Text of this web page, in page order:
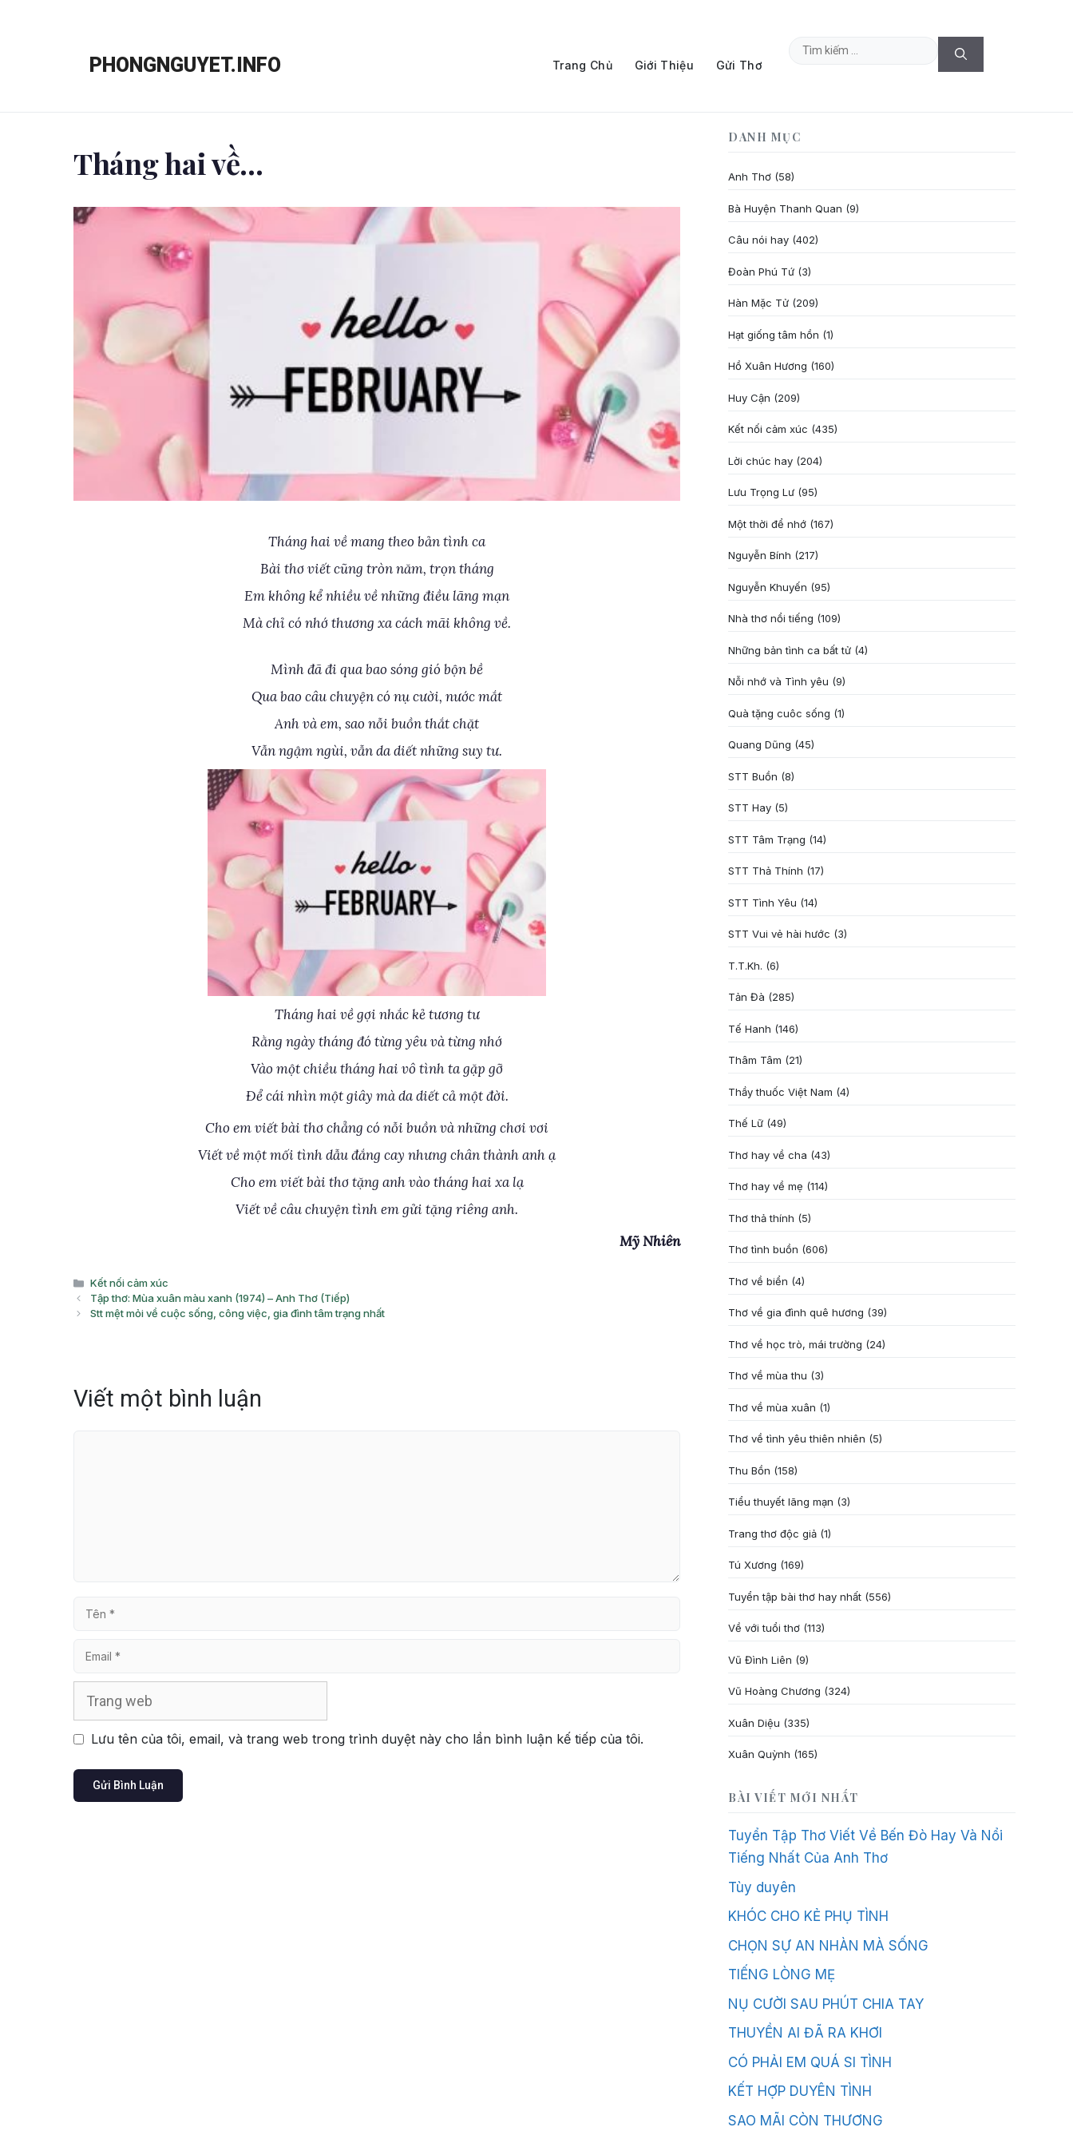
PHONGNGUYET.INFO Trang Chủ Giới Thiệu Gửi Thơ
Tìm
Tháng hai về…
Tháng hai về mang theo bản tình ca
Bài thơ viết cũng tròn năm, trọn tháng
Em không kể nhiều về những điều lãng mạn
Mà chỉ có nhớ thương xa cách mãi không về.
Mình đã đi qua bao sóng gió bộn bề
Qua bao câu chuyện có nụ cười, nước mắt
Anh và em, sao nỗi buồn thắt chặt
Vẫn ngậm ngùi, vẫn da diết những suy tư.
Tháng hai về gợi nhắc kẻ tương tư
Rằng ngày tháng đó từng yêu và từng nhớ
Vào một chiều tháng hai vô tình ta gặp gỡ
Để cái nhìn một giây mà da diết cả một đời.
Cho em viết bài thơ chẳng có nỗi buồn và những chơi vơi
Viết về một mối tình dẫu đắng cay nhưng chân thành anh ạ
Cho em viết bài thơ tặng anh vào tháng hai xa lạ
Viết về câu chuyện tình em gửi tặng riêng anh.
Mỹ Nhiên
Danh
mục
Kết nối cảm xúc
Tập thơ: Mùa xuân màu xanh (1974) – Anh Thơ (Tiếp)
Stt mệt mỏi về cuộc sống, công việc, gia đình tâm trạng nhất
Viết một bình luận
Tên
Email
Lưu tên của tôi, email, và trang web trong trình duyệt này cho lần bình luận kế tiếp của tôi.
DANH MỤC
Anh Thơ (58)
Bà Huyện Thanh Quan (9)
Câu nói hay (402)
Đoàn Phú Tứ (3)
Hàn Mặc Tử (209)
Hạt giống tâm hồn (1)
Hồ Xuân Hương (160)
Huy Cận (209)
Kết nối cảm xúc (435)
Lời chúc hay (204)
Lưu Trọng Lư (95)
Một thời để nhớ (167)
Nguyễn Bính (217)
Nguyễn Khuyến (95)
Nhà thơ nổi tiếng (109)
Những bản tình ca bất tử (4)
Nỗi nhớ và Tình yêu (9)
Quà tặng cuôc sống (1)
Quang Dũng (45)
STT Buồn (8)
STT Hay (5)
STT Tâm Trạng (14)
STT Thả Thính (17)
STT Tình Yêu (14)
STT Vui vẻ hài hước (3)
T.T.Kh. (6)
Tản Đà (285)
Tế Hanh (146)
Thâm Tâm (21)
Thầy thuốc Việt Nam (4)
Thế Lữ (49)
Thơ hay về cha (43)
Thơ hay về mẹ (114)
Thơ thả thính (5)
Thơ tình buồn (606)
Thơ về biển (4)
Thơ về gia đình quê hương (39)
Thơ về học trò, mái trường (24)
Thơ về mùa thu (3)
Thơ về mùa xuân (1)
Thơ về tình yêu thiên nhiên (5)
Thu Bồn (158)
Tiểu thuyết lãng mạn (3)
Trang thơ độc giả (1)
Tú Xương (169)
Tuyển tập bài thơ hay nhất (556)
Về với tuổi thơ (113)
Vũ Đình Liên (9)
Vũ Hoàng Chương (324)
Xuân Diệu (335)
Xuân Quỳnh (165)
BÀI VIẾT MỚI NHẤT
Tuyển Tập Thơ Viết Về Bến Đò Hay Và Nổi
Tiếng Nhất Của Anh Thơ
Tùy duyên
KHÓC CHO KẺ PHỤ TÌNH
CHỌN SỰ AN NHÀN MÀ SỐNG
TIẾNG LÒNG MẸ
NỤ CƯỜI SAU PHÚT CHIA TAY
THUYỀN AI ĐÃ RA KHƠI
CÓ PHẢI EM QUÁ SI TÌNH
KẾT HỢP DUYÊN TÌNH
SAO MÃI CÒN THƯƠNG